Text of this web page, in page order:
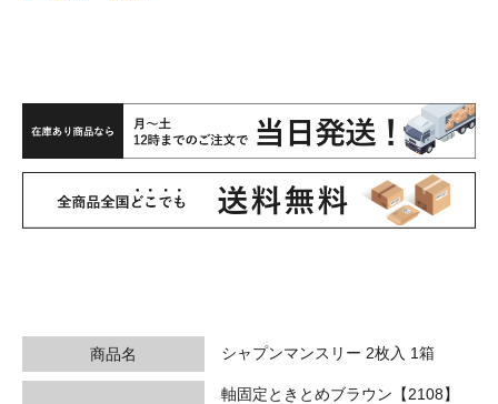
商品名 シャプンマンスリー 2枚入 1箱
軸固定ときとめブラウン【2108】